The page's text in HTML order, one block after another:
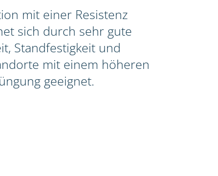
mit einer Resistenz
sich durch sehr gute
Standfestigkeit und
mit einem höheren
geeignet.